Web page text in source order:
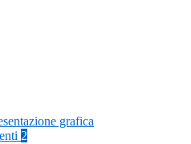
grafica
2